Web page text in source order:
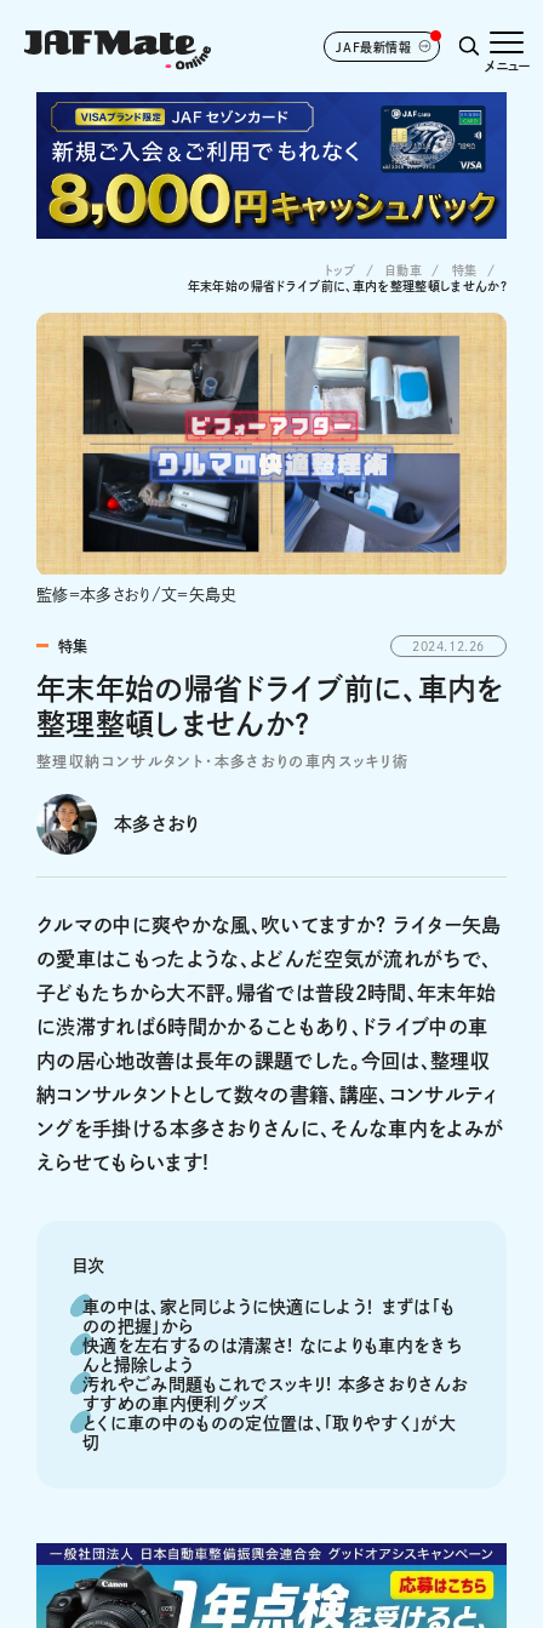
JAF最新情報
メニュー
トップ 自動車
特集
年末年始の帰省ドライブ前に、車内を整理整頓しませんか?
監修＝本多さおり/文＝矢島史
特集 2024.12.26
年末年始の帰省ドライブ前に、車内を
整理整頓しませんか?
整理収納コンサルタント・本多さおりの車内スッキリ術
本多さおり
クルマの中に爽やかな風、吹いてますか? ライター矢島
の愛車はこもったような、よどんだ空気が流れがちで、
子どもたちから大不評。帰省では普段2時間、年末年始
に渋滞すれば6時間かかることもあり、ドライブ中の車
内の居心地改善は長年の課題でした。今回は、整理収
納コンサルタントとして数々の書籍、講座、コンサルティ
ングを手掛ける本多さおりさんに、そんな車内をよみが
えらせてもらいます!
目次
車の中は、家と同じように快適にしよう！ まずは「も
のの把握」から
快適を左右するのは清潔さ! なによりも車内をきち
んと掃除しよう
汚れやごみ問題もこれでスッキリ! 本多さおりさんお
すすめの車内便利グッズ
とくに車の中のものの定位置は、「取りやすく」が大
切